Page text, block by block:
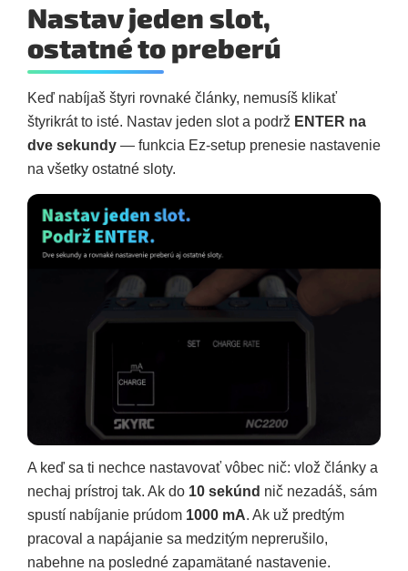
Nastav jeden slot,
ostatné to preberú
Keď nabíjaš štyri rovnaké články, nemusíš klikať
štyrikrát to isté. Nastav jeden slot a podrž ENTER na
dve sekundy — funkcia Ez-setup prenesie nastavenie
na všetky ostatné sloty.
A keď sa ti nechce nastavovať vôbec nič: vlož články a
nechaj prístroj tak. Ak do 10 sekúnd nič nezadáš, sám
spustí nabíjanie prúdom 1000 mA. Ak už predtým
pracoval a napájanie sa medzitým neprerušilo,
nabehne na posledné zapamätané nastavenie.